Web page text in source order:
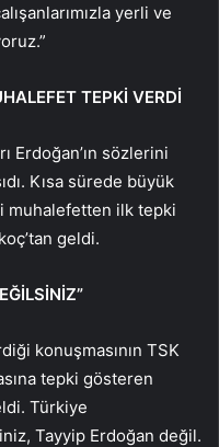
yerli ve
TEPKİ VERDİ
Erdoğan’ın sözlerini
Kısa sürede büyük
muhalefetten ilk tepki
geldi.
konuşmasının TSK
tepki gösteren
Türkiye
Tayyip Erdoğan değil.